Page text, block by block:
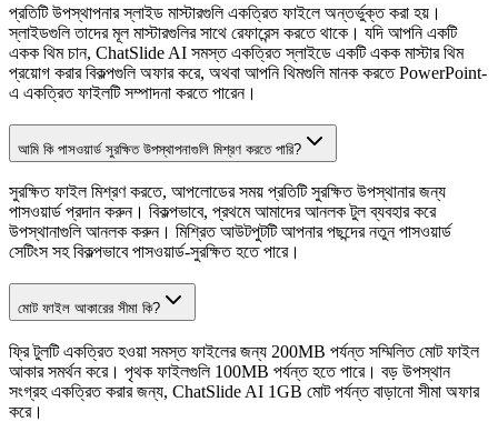
প্রতিটি উপস্থাপনার স্লাইড মাস্টারগুলি একত্রিত ফাইলে অন্তর্ভুক্ত করা হয়।
স্লাইডগুলি তাদের মূল মাস্টারগুলির সাথে রেফারেন্স করতে থাকে। যদি আপনি একটি
একক থিম চান, ChatSlide AI সমস্ত একত্রিত স্লাইডে একটি একক মাস্টার থিম
প্রয়োগ করার বিকল্পগুলি অফার করে, অথবা আপনি থিমগুলি মানক করতে PowerPoint-
এ একত্রিত ফাইলটি সম্পাদনা করতে পারেন।
আমি কি পাসওয়ার্ড সুরক্ষিত উপস্থাপনাগুলি মিশ্রণ করতে পারি?
সুরক্ষিত ফাইল মিশ্রণ করতে, আপলোডের সময় প্রতিটি সুরক্ষিত উপস্থানার জন্য
পাসওয়ার্ড প্রদান করুন। বিকল্পভাবে, প্রথমে আমাদের আনলক টুল ব্যবহার করে
উপস্থানাগুলি আনলক করুন। মিশ্রিত আউটপুটটি আপনার পছন্দের নতুন পাসওয়ার্ড
সেটিংস সহ বিকল্পভাবে পাসওয়ার্ড-সুরক্ষিত হতে পারে।
মোট ফাইল আকারের সীমা কি?
ফ্রি টুলটি একত্রিত হওয়া সমস্ত ফাইলের জন্য 200MB পর্যন্ত সম্মিলিত মোট ফাইল
আকার সমর্থন করে। পৃথক ফাইলগুলি 100MB পর্যন্ত হতে পারে। বড় উপস্থান
সংগ্রহ একত্রিত করার জন্য, ChatSlide AI 1GB মোট পর্যন্ত বাড়ানো সীমা অফার
করে।